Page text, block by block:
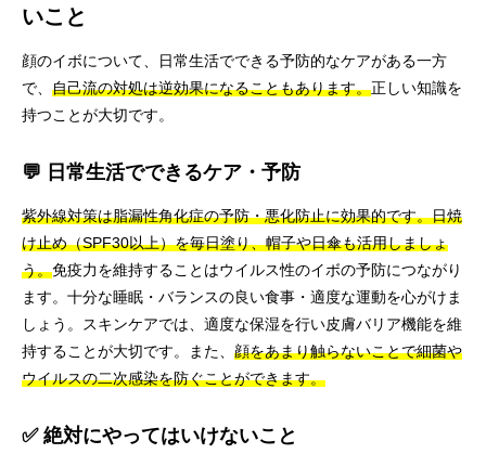
いこと
顔のイボについて、日常生活でできる予防的なケアがある一方
で、 自己流の対処は逆効果になることもあります。正しい知識を
持つことが大切です。
💬 日常生活でできるケア・予防
紫外線対策は脂漏性角化症の予防・悪化防止に効果的です。日焼
け止め（SPF30以上）を毎日塗り、帽子や日傘も活用しましょ
う。免疫力を維持することはウイルス性のイボの予防につながり
ます。十分な睡眠・バランスの良い食事・適度な運動を心がけま
しょう。スキンケアでは、適度な保湿を行い皮膚バリア機能を維
持することが大切です。また、 顔をあまり触らないことで細菌や
ウイルスの二次感染を防ぐことができます。
✅ 絶対にやってはいけないこと